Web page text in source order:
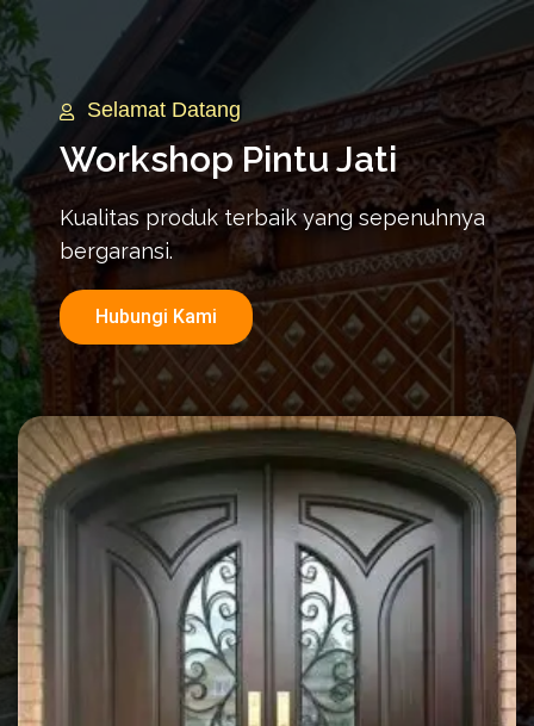
Selamat Datang
Workshop Pintu Jati
Kualitas produk terbaik yang sepenuhnya
bergaransi.
Hubungi Kami